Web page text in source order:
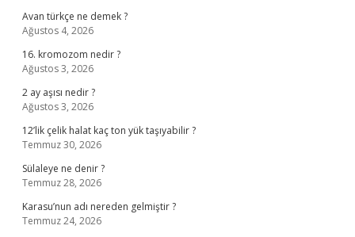
Avan türkçe ne demek ?
Ağustos 4, 2026
16. kromozom nedir ?
Ağustos 3, 2026
2 ay aşısı nedir ?
Ağustos 3, 2026
12’lik çelik halat kaç ton yük taşıyabilir ?
Temmuz 30, 2026
Sülaleye ne denir ?
Temmuz 28, 2026
Karasu’nun adı nereden gelmiştir ?
Temmuz 24, 2026